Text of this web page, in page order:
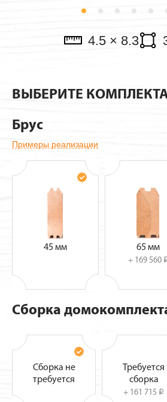
4.5 × 8.3
ВЫБЕРИТЕ
Брус
Примеры реализации
45 мм 65 мм
+ 169 560
Сборка
Сборка не
требуется
Требуется
сборка
+ 161 715 i